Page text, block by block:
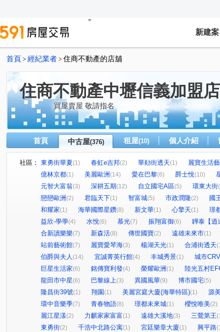
新建案
首頁 > 經紀業者 > 住商不動產的店舖
住商不動產中壢信義加盟店
買屋賣屋 敬請指名
首頁 中古屋(376) 租屋(10) 個人介紹
社區： 東勇街華夏(1) 春虹e吉邦(2) 華勛街透天(1)
麗寶生活
億林京都(1) 美麗歐洲(14) 愛在巴黎(6) 爵士悅(10)
元智大富翁(3) 深耕五期(12) 自立國宅A區(5) 環東大街
戀戀歐洲(2) 君臨天下(1) 智富城(5) 市政潤隆(2)
國
和耀家(1) 海華國際星鑽(8) 新文華(1) 心擎天(1)
璟
益欣-學學(4) 水悅(6) 慕光(7) 振翔富御(6)
韡泰【逍
合新讀樂樂(7) 新森活(8) 傳世國寶(2) 遠雄未來市(1)
站前藝術館(7) 麗寶愛琴海(3) 楊湖天光(1) 合浦街透天
伯爵與夫人 (14) 宜誠菁英行館(4) 丰城秀景(1)
城市CRV
巨星生活家(6) 銘傳寶利發(4) 榮耀歐洲 (1)
陸光五村
龍田市中星(6) 巴黎線上(3) 異國風華(9) 博市國宅(5)
隆昌街39號(1) 翔園 (1) 美麗宮庭大廈(海華特區)(1)
源
環中音樂季(7) 青春物語(8) 璟都未來城(1) 櫻悅唯美(2)
麗江星漾(2) 力麒家家富富(1) 遠雄大溪地(3) 三鶯第王
東勇街(2) 千浩中北路公寓(1) 宮廷樂章大廈(1) 興平路